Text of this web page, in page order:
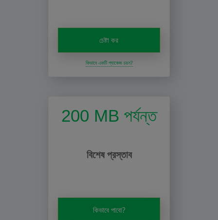
চেষ্টা কর
কিভাবে একটি প্যাকেজ চয়ন?
200 MB পর্যন্ত
বিশেষ প্রস্তাব
কিভাবে পাবো?